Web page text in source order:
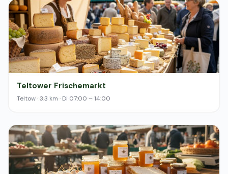
Teltower Frischemarkt
Teltow · 3.3 km · Di 07:00 – 14:00